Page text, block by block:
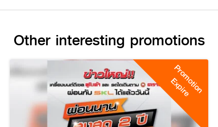
Other interesting promotions
Promotion
Expire